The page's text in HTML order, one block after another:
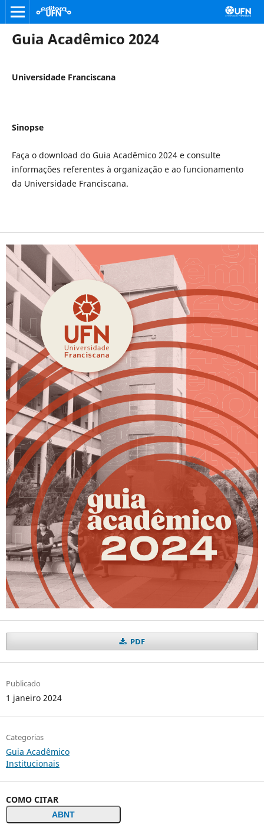
Guia Acadêmico 2024
Universidade Franciscana
Sinopse
Faça o download do Guia Acadêmico 2024 e consulte
informações referentes à organização e ao funcionamento
da Universidade Franciscana.
PDF
Publicado
1 janeiro 2024
Categorias
Guia Acadêmico
Institucionais
COMO CITAR
ABNT